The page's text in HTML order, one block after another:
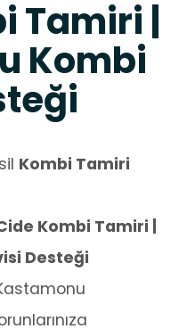
Tamiri |
Kombi
Kombi Tamiri
Kombi Tamiri |
Desteği